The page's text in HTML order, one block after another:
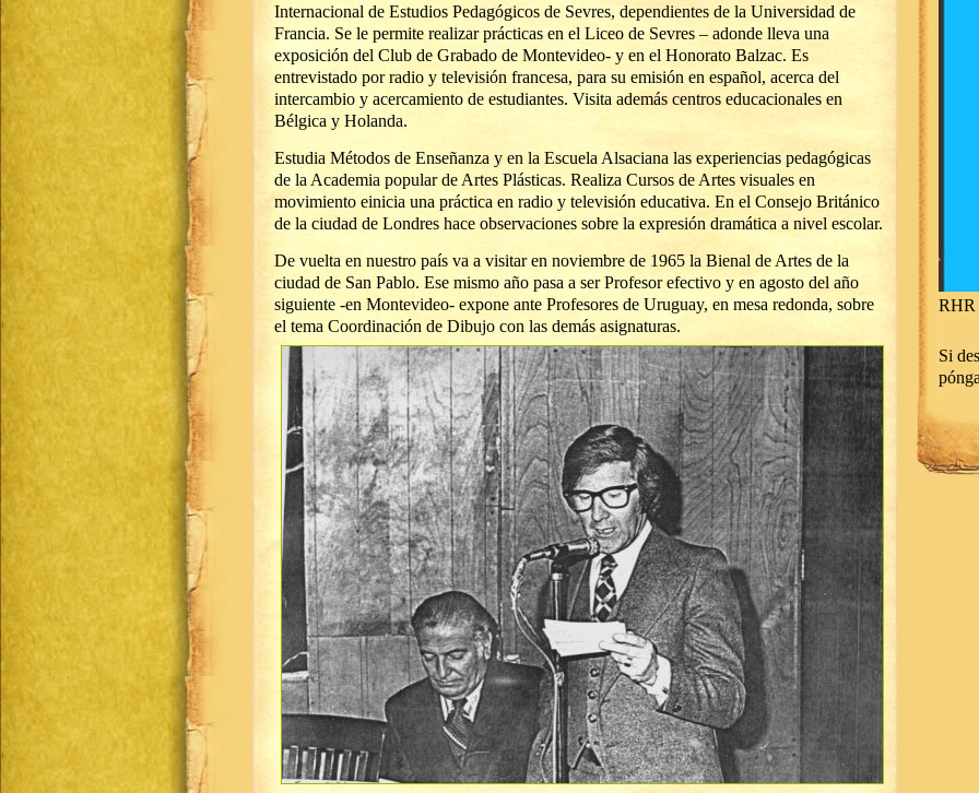
Internacional de Estudios Pedagógicos de Sevres, dependientes de la Universidad de
Francia. Se le permite realizar prácticas en el Liceo de Sevres – adonde lleva una
exposición del Club de Grabado de Montevideo- y en el Honorato Balzac. Es
entrevistado por radio y televisión francesa, para su emisión en español, acerca del
intercambio y acercamiento de estudiantes. Visita además centros educacionales en
Bélgica y Holanda.
Estudia Métodos de Enseñanza y en la Escuela Alsaciana las experiencias pedagógicas
de la Academia popular de Artes Plásticas. Realiza Cursos de Artes visuales en
movimiento einicia una práctica en radio y televisión educativa. En el Consejo Británico
de la ciudad de Londres hace observaciones sobre la expresión dramática a nivel escolar.
De vuelta en nuestro país va a visitar en noviembre de 1965 la Bienal de Artes de la
ciudad de San Pablo. Ese mismo año pasa a ser Profesor efectivo y en agosto del año
siguiente -en Montevideo- expone ante Profesores de Uruguay, en mesa redonda, sobre
el tema Coordinación de Dibujo con las demás asignaturas.
RHR
Si